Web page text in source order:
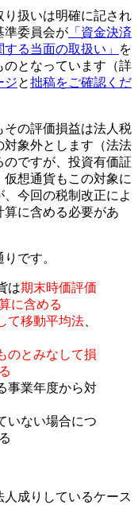
扱いは明確に記され
準委員会が 「資金決済
る当面の取扱い」
を
となっています（詳
ジと拙稿をご確認くだ
の評価損益は法人税
象外とします（法法
のですが、投資有価証
想通貨もこの対象に
今回の税制改正によ
算に含める必要があ
です。
は期末時価評価
に含める
て移動平均法
のとみなして損
事業年度から対
いない場合につ
成りしているケース